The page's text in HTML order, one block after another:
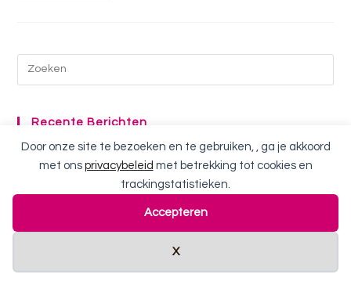
Door onze site te bezoeken en te gebruiken, , ga je akkoord
met ons privacybeleid met betrekking tot cookies en
trackingstatistieken.
Accepteren
X
Recente Berichten
Glad, gladder, gladst
Welke reiniger is geschikt voor mijn huidtype?
Alles wat je moet weten over pigmentvlekken